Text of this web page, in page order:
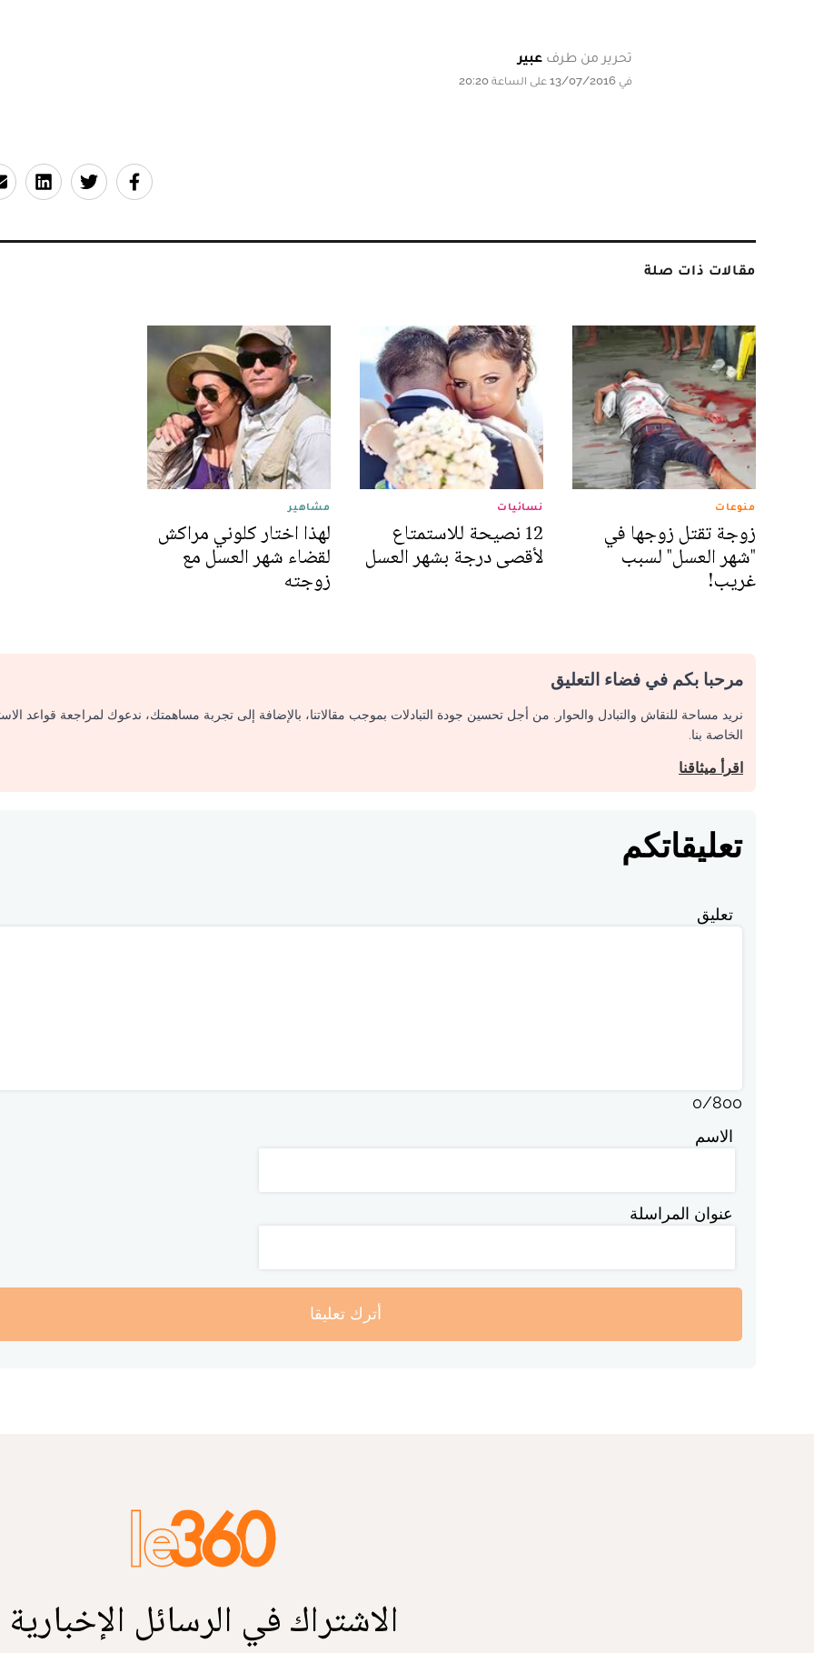
تحرير من طرف عبير
في 13/07/2016 على الساعة 20:20
مقالات ذات صلة
منوعات
زوجة تقتل زوجها في
"شهر العسل" لسبب
غريب!
نسائيات
12 نصيحة للاستمتاع
لأقصى درجة بشهر العسل
مشاهير
لهذا اختار كلوني مراكش
لقضاء شهر العسل مع
زوجته
مرحبا بكم في فضاء التعليق
نريد مساحة للنقاش والتبادل والحوار. من أجل تحسين جودة التبادلات بموجب مقالاتنا، بالإضافة إلى تجربة مساهمتك، ندعوك لمراجعة قواعد
الخاصة بنا.
اقرأ ميثاقنا
تعليقاتكم
تعليق
0/800
الاسم
عنوان المراسلة
أترك تعليقا
الاشتراك في الرسائل الإخبارية